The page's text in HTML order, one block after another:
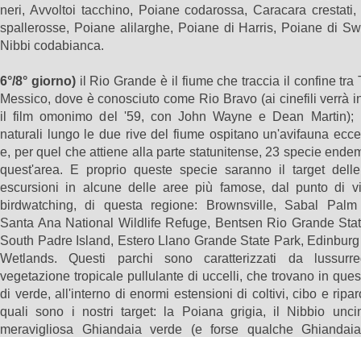
neri, Avvoltoi tacchino, Poiane codarossa, Caracara crestati,
spallerosse, Poiane alilarghe, Poiane di Harris, Poiane di
Nibbi codabianca.
6°/8° giorno)il Rio Grande è il fiume che traccia il confine tra
Messico, dove è conosciuto come Rio Bravo (ai cinefili verrà
il film omonimo del '59, con John Wayne e Dean Martin);
naturali lungo le due rive del fiume ospitano un'avifauna
e, per quel che attiene alla parte statunitense, 23 specie
quest'area. E proprio queste specie saranno il target
escursioni in alcune delle aree più famose, dal punto di
birdwatching, di questa regione: Brownsville, Sabal Palm
Santa Ana National Wildlife Refuge, Bentsen Rio Grande
South Padre Island, Estero Llano Grande State Park,
Wetlands. Questi parchi sono caratterizzati da
vegetazione tropicale pullulante di uccelli, che trovano in
di verde, all'interno di enormi estensioni di coltivi, cibo e
quali sono i nostri target: la Poiana grigia, il Nibbio
meravigliosa Ghiandaia verde (e forse qualche